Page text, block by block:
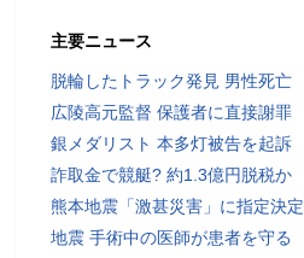
主要ニュース
脱輪したトラック発見 男性死亡
広陵高元監督 保護者に直接謝罪
銀メダリスト 本多灯被告を起訴
詐取金で競艇? 約1.3億円脱税か
熊本地震「激甚災害」に指定決定
地震 手術中の医師が患者を守る